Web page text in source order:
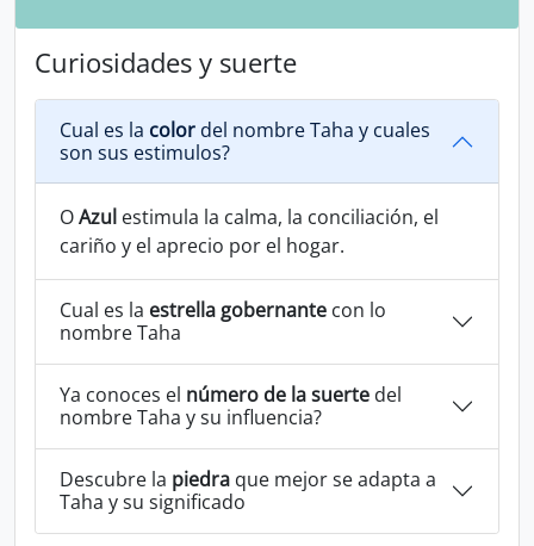
Curiosidades y suerte
Cual es la color del nombre Taha y cuales
son sus estimulos?
OAzul estimula la calma, la conciliación, el
cariño y el aprecio por el hogar.
Cual es la estrella gobernante con lo
nombre Taha
Ya conoces el número de la suerte del
nombre Taha y su influencia?
Descubre la piedra que mejor se adapta a
Taha y su significado